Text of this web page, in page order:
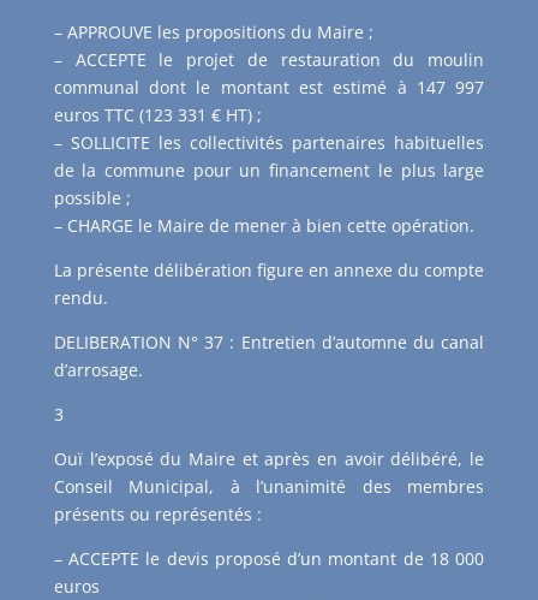
– APPROUVE les propositions du Maire ;
– ACCEPTE le projet de restauration du moulin
communal dont le montant est estimé à 147 997
euros TTC (123 331 € HT) ;
– SOLLICITE les collectivités partenaires habituelles
de la commune pour un financement le plus large
possible ;
– CHARGE le Maire de mener à bien cette opération.
La présente délibération figure en annexe du compte
rendu.
DELIBERATION N° 37 : Entretien d’automne du canal
d’arrosage.
3
Ouï l’exposé du Maire et après en avoir délibéré, le
Conseil Municipal, à l’unanimité des membres
présents ou représentés :
– ACCEPTE le devis proposé d’un montant de 18 000
euros